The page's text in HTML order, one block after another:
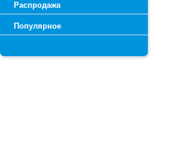
Распродажа
Популярное